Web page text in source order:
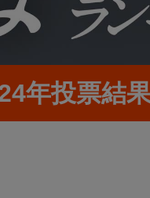
年投票結果